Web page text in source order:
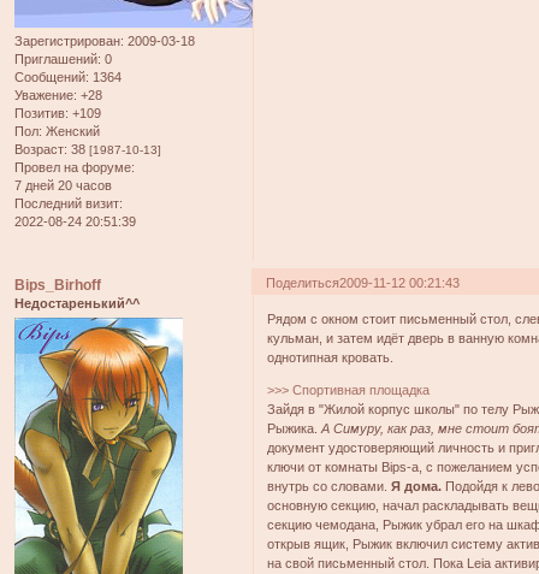
Зарегистрирован: 2009-03-18
Приглашений: 0
Сообщений: 1364
Уважение: +28
Позитив: +109
Пол: Женский
Возраст: 38 [1987-10-13]
Провел на форуме:
7 дней 20 часов
Последний визит:
2022-08-24 20:51:39
Поделиться2009-11-12 00:21:43
Bips_Birhoff
Недостаренький^^
Рядом с окном стоит письменный стол,
кульман, и затем идёт дверь в ванную
однотипная кровать.
>>> Спортивная площадка
Зайдя в "Жилой корпус школы" по телу
Рыжика.А Симуру, как раз, мне стоит
документ удостоверяющий личность и
ключи от комнаты Bips-a, с пожеланием
внутрь со словами.Я дома. Подойдя к
основную секцию, начал раскладывать
секцию чемодана, Рыжик убрал его на
открыв ящик, Рыжик включил систему
на свой письменный стол. Пока Leia